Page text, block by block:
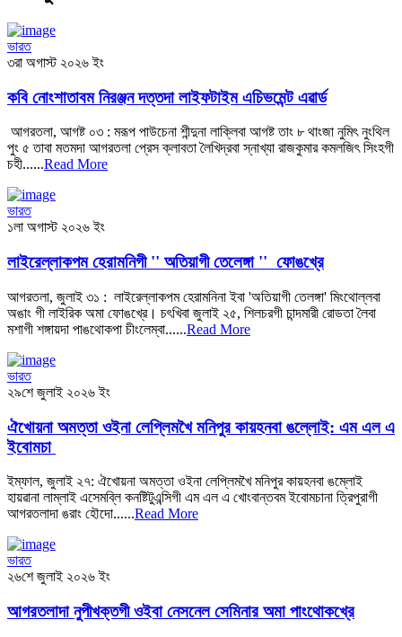
ভারত
৩রা অগাস্ট ২০২৬ ইং
কবি নোংশাতাবম নিরঞ্জন দত্তদা লাইফটাইম এচিভমেন্ট এৱার্ড
আগরতলা, আগষ্ট ০৩ : মরূপ পাউচেনা শীন্দুনা লাক্লিবা আগষ্ট তাং ৮ থাংজা নুমিৎ নুংথিল
পুং ৫ তাবা মতমদা আগরতলা প্রেস ক্লাবতা লৈখিদ্রবা স্নাখ্যা রাজকুমার কমলজিৎ সিংহগী
চহী......Read More
ভারত
১লা অগাস্ট ২০২৬ ইং
লাইরেল্লাকপম হেরামনিগী '' অতিয়াগী তেলেঙ্গা '' ফোঙখ্রে
আগরতলা, জুলাই ৩১ : লাইরেল্লাকপম হেরামনিনা ইবা 'অতিয়াগী তেলঙ্গা' মিংথোল্লবা
অঙাং গী লাইরিক অমা ফোঙখ্রে। চৎখিবা জুলাই ২৫, শিলচরগী চান্দমারী রোডতা লৈবা
মশাগী শঙ্গায়দা পাঙথোকপা চীংলেম্বা......Read More
ভারত
২৯শে জুলাই ২০২৬ ইং
ঐখোয়না অমত্তা ওইনা লেপ্লিমখৈ মনিপুর কায়হনবা ঙল্লোই: এম এল এ
ইবোমচা
ইম্ফাল, জুলাই ২৭: ঐখোয়না অমত্তা ওইনা লেপ্লিমখৈ মনিপুর কায়হনবা ঙম্লোই
হায়ৱানা লাম্লাই এসেমব্লি কনষ্টিটুএন্সিগী এম এল এ খোংবান্তবম ইবোমচানা ত্রিপুরাগী
আগরতলাদা ঙরাং হৌদো......Read More
ভারত
২৬শে জুলাই ২০২৬ ইং
আগরতলাদা নুপীখক্তগী ওইবা নেসনেল সেমিনার অমা পাংথোকখ্রে